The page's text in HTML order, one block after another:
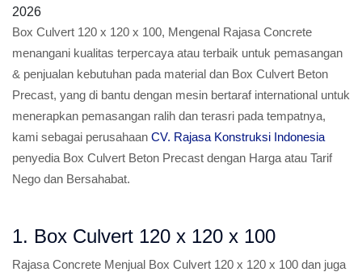
2026
Box Culvert 120 x 120 x 100, Mengenal Rajasa Concrete
menangani kualitas terpercaya atau terbaik untuk pemasangan
& penjualan kebutuhan pada material dan Box Culvert Beton
Precast, yang di bantu dengan mesin bertaraf international untuk
menerapkan pemasangan ralih dan terasri pada tempatnya,
kami sebagai perusahaan CV. Rajasa Konstruksi Indonesia
penyedia Box Culvert Beton Precast dengan Harga atau Tarif
Nego dan Bersahabat.
1. Box Culvert 120 x 120 x 100
Rajasa Concrete Menjual Box Culvert 120 x 120 x 100 dan juga